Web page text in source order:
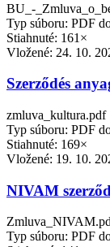
BU_-
Typ súboru: PDF
Stiahnuté: 161×
Vložené: 24. 10.
Szerződés
zmluva_kultura.pdf
Typ súboru: PDF
Stiahnuté: 169×
Vložené: 19. 10.
NIVAM
Typ súboru: PDF